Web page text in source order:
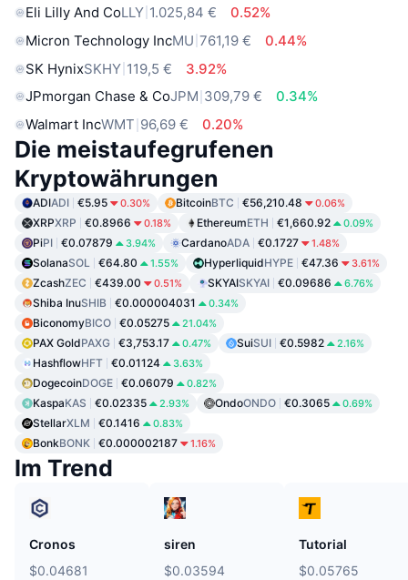
Eli Lilly And CoLLY 1.025,84 €
0.52%
Micron Technology IncMU 761,19 €
0.44%
SK HynixSKHY 119,5 €
3.92%
JPmorgan Chase & CoJPM 309,79 €
0.34%
Walmart IncWMT 96,69 € 0.20%
Die meistaufegrufenen
Kryptowährungen
ADIADI €5.95 0.30% BitcoinBTC €56,210.48 0.06%
XRPXRP €0.8966 0.18% EthereumETH €1,660.92 0.09%
PiPI €0.07879 3.94% CardanoADA €0.1727 1.48%
SolanaSOL €64.80 1.55% HyperliquidHYPE €47.36 3.61%
ZcashZEC €439.00 0.51% SKYAISKYAI €0.09686 6.76%
Shiba InuSHIB €0.000004031 0.34%
BiconomyBICO €0.05275 21.04%
PAX GoldPAXG €3,753.17 0.47% SuiSUI €0.5982 2.16%
HashflowHFT €0.01124 3.63%
DogecoinDOGE €0.06079 0.82%
KaspaKAS €0.02335 2.93% OndoONDO €0.3065 0.69%
StellarXLM €0.1416 0.83%
BonkBONK €0.000002187 1.16%
Im Trend
Cronos
$0.04681
siren
$0.03594
Tutorial
$0.05765